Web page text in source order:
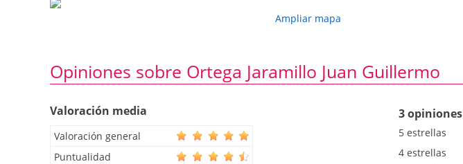
Ampliar mapa
Opiniones sobre Ortega Jaramillo Juan Guillermo
Valoración media
Valoración general
Puntualidad
3 opiniones
5 estrellas
4 estrellas